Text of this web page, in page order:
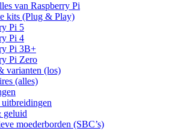
van Raspberry Pi
kits (Plug & Play)
Pi 5
Pi 4
Pi 3B+
Pi Zero
varianten (los)
(alles)
geluid
moederborden (SBC’s)